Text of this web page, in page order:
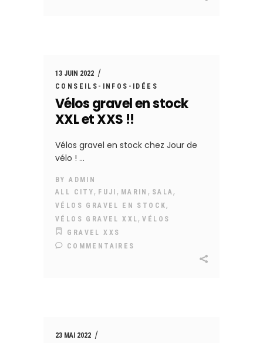
13 JUIN 2022
CONSEILS-INFOS-IDÉES
Vélos gravel en stock
XXL et XXS !!
Vélos gravel en stock chez Jour de
vélo !
BYADMIN
ALL CITY, FUJI , MARIN , SALA ,
VÉLOS GRAVEL EN STOCK,
VÉLOS GRAVEL XXL ,VÉLOS
GRAVEL XXS
COMMENTAIRES
23 MAI 2022